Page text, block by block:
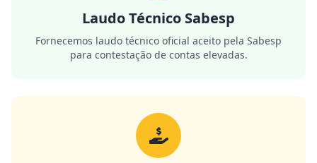
Laudo Técnico Sabesp
Fornecemos laudo técnico oficial aceito pela Sabesp
para contestação de contas elevadas.